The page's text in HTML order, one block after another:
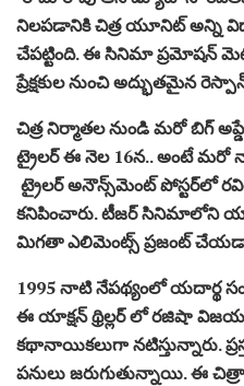
నిలపడానికి చిత్ర యూనిట్ అన్ని
చేపట్టింది. ఈ సినిమా ప్రమోషన్
ప్రేక్షకుల నుంచి అద్భుతమైన
చిత్ర నిర్మాతల నుండి మరో బిగ్
ట్రైలర్ ఈ నెల 16న.. అంటే మరో
ట్రైలర్ అనౌన్స్‌మెంట్ పోస్టర్‌లో
కనిపించారు. టీజర్‌ సినిమాలోని
మిగతా ఎలిమెంట్స్ ప్రజంట్
1995 నాటి నేపథ్యంలో యదార్థ
ఈ యాక్షన్ థ్రిల్లర్ లో రజిషా
కథానాయికలుగా నటిస్తున్నారు.
పనులు జరుగుతున్నాయి. ఈ